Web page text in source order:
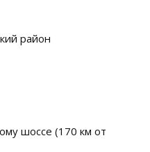
район
шоссе (170 км от